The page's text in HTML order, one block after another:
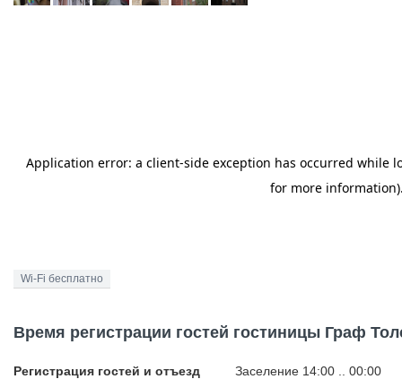
Wi-Fi бесплатно
Время регистрации гостей гостиницы Граф
Регистрация гостей и отъезд Заселение 14:00 .. 00:00